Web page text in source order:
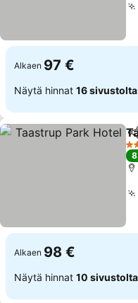
Alkaen 97 €
Näytä hinnat 16 sivustolta
3
Alkaen 98 €
Näytä hinnat 10 sivustolta